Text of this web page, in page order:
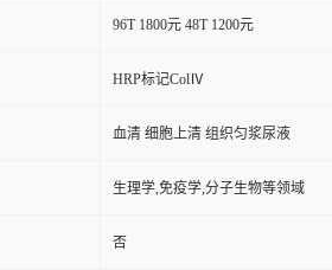
96T 1800元 48T 1200元
HRP标记ColⅣ
血清 细胞上清 组织匀浆尿液
生理学,免疫学,分子生物等领域
否